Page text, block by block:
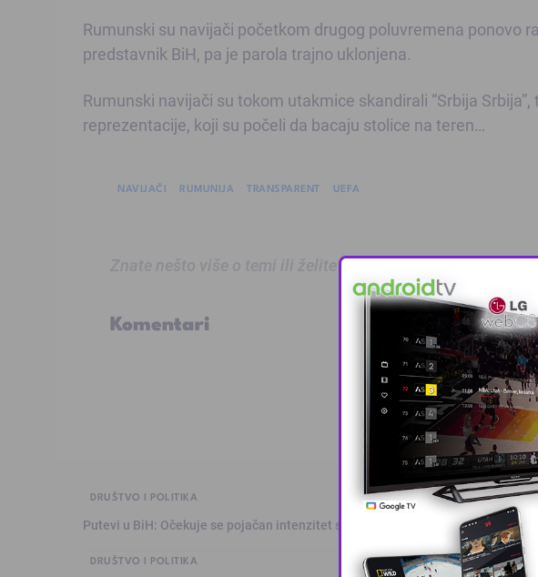
Rumunski su navijači početkom drugog poluvremena ponovo
predstavnik BiH, pa je parola trajno uklonjena.
Rumunski navijači su tokom utakmice skandirali “Srbija
reprezentacije, koji su počeli da bacaju stolice na teren…
NAVIJAČI RUMUNIJA TRANSPARENT UEFA
Znate nešto više o temi ili želite prijaviti grešku u tekstu?
Komentari
DRUŠTVO I POLITIKA
Putevi u BiH: Očekuje se pojačan intenzitet saobraćaja
DRUŠTVO I POLITIKA